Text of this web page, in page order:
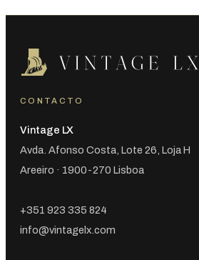
CONTACTO
Vintage LX
Avda. Afonso Costa, Lote 26, Loja H
Areeiro · 1900-270 Lisboa
+351 923 335 824
info@vintagelx.com